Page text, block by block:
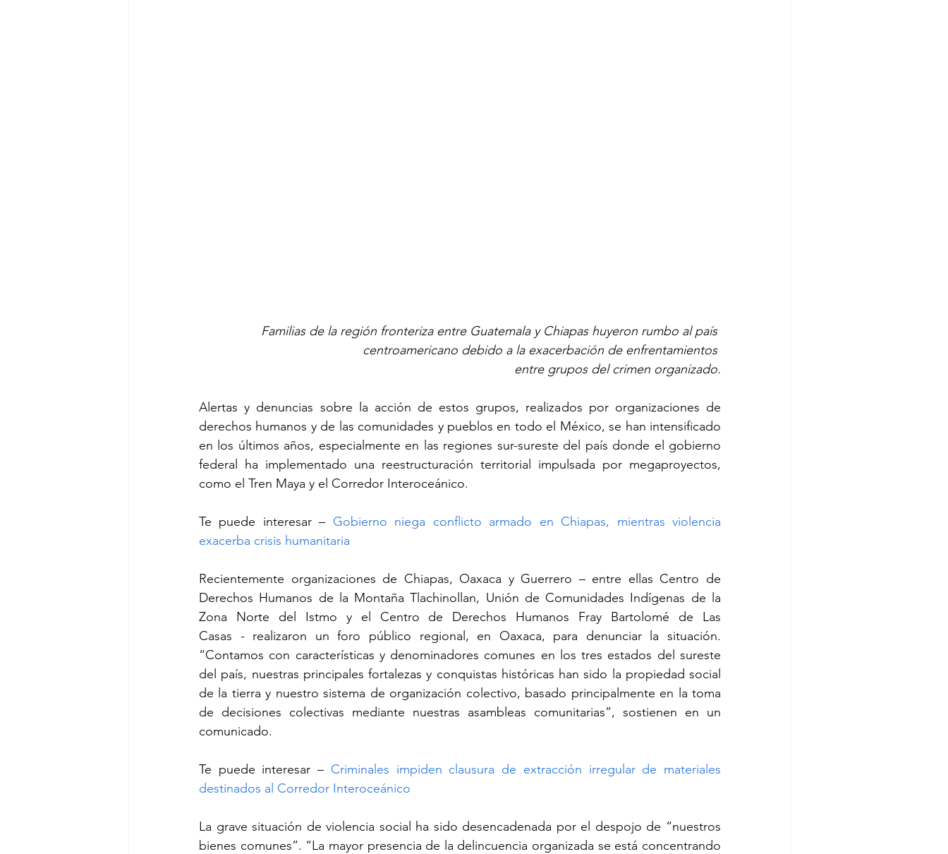
Familias de la región fronteriza entre Guatemala y Chiapas huyeron rumbo al país
centroamericano debido a la exacerbación de enfrentamientos
entre grupos del crimen organizado.
Alertas y denuncias sobre la acción de estos grupos, realizados por organizaciones de
derechos humanos y de las comunidades y pueblos en todo el México, se han intensificado
en los últimos años, especialmente en las regiones sur-sureste del país donde el gobierno
federal ha implementado una reestructuración territorial impulsada por megaproyectos,
como el Tren Maya y el Corredor Interoceánico.
Te puede interesar – Gobierno niega conflicto armado en Chiapas, mientras violencia
exacerba crisis humanitaria
Recientemente organizaciones de Chiapas, Oaxaca y Guerrero – entre ellas Centro de
Derechos Humanos de la Montaña Tlachinollan, Unión de Comunidades Indígenas de la
Zona Norte del Istmo y el Centro de Derechos Humanos Fray Bartolomé de Las
Casas - realizaron un foro público regional, en Oaxaca, para denunciar la situación.
“Contamos con características y denominadores comunes en los tres estados del sureste
del país, nuestras principales fortalezas y conquistas históricas han sido la propiedad social
de la tierra y nuestro sistema de organización colectivo, basado principalmente en la toma
de decisiones colectivas mediante nuestras asambleas comunitarias”, sostienen en un
comunicado.
Te puede interesar – Criminales impiden clausura de extracción irregular de materiales
destinados al Corredor Interoceánico
La grave situación de violencia social ha sido desencadenada por el despojo de “nuestros
bienes comunes”. “La mayor presencia de la delincuencia organizada se está concentrando